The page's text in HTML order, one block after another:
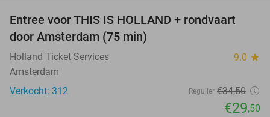
14%
Entree voor THIS IS HOLLAND + rondvaart
door Amsterdam (75 min)
Holland Ticket Services 9.0 star
Amsterdam
Verkocht: 312
Regulier €34,50
€29,50